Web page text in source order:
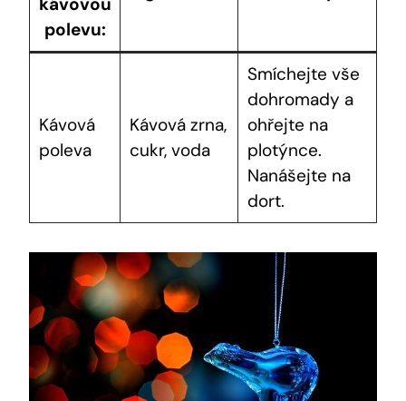
polevu:
Kávová
poleva
Kávová zrna,
cukr, voda
Smíchejte vše
dohromady a
ohřejte na
plotýnce.
Nanášejte na
dort.